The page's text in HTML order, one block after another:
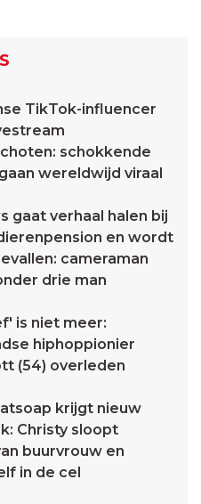
TikTok-influencer
schokkende
wereldwijd viraal
gaat verhaal halen bij
en wordt
cameraman
drie man
is niet meer:
hiphoppionier
(54) overleden
krijgt nieuw
Christy sloopt
buurvrouw en
in de cel